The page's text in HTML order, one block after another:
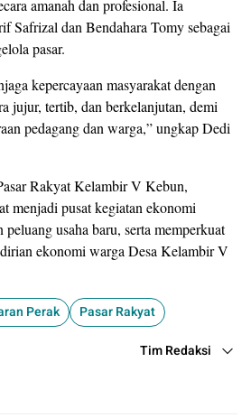
amanah dan profesional. Ia
Safrizal dan Bendahara Tomy sebagai
pasar.
kepercayaan masyarakat dengan
jujur, tertib, dan berkelanjutan, demi
pedagang dan warga,” ungkap Dedi
Rakyat Kelambir V Kebun,
menjadi pusat kegiatan ekonomi
usaha baru, serta memperkuat
ekonomi warga Desa Kelambir V
Perak Pasar Rakyat
Tim Redaksi